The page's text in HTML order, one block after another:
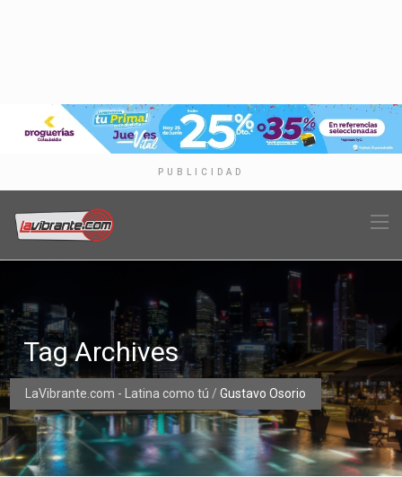
PUBLICIDAD
LaVibrante.com - Latina como tú / Gustavo Osorio
Tag Archives